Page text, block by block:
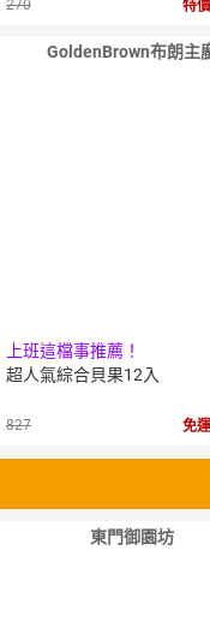
270 特價
GoldenBrown布朗主
上班這檔事推薦！
超人氣綜合貝果12入
827 免運
東門御園坊